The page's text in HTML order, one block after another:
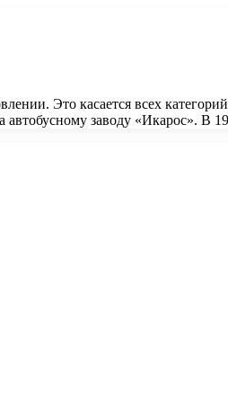
Это касается всех
заводу «Икарос». В